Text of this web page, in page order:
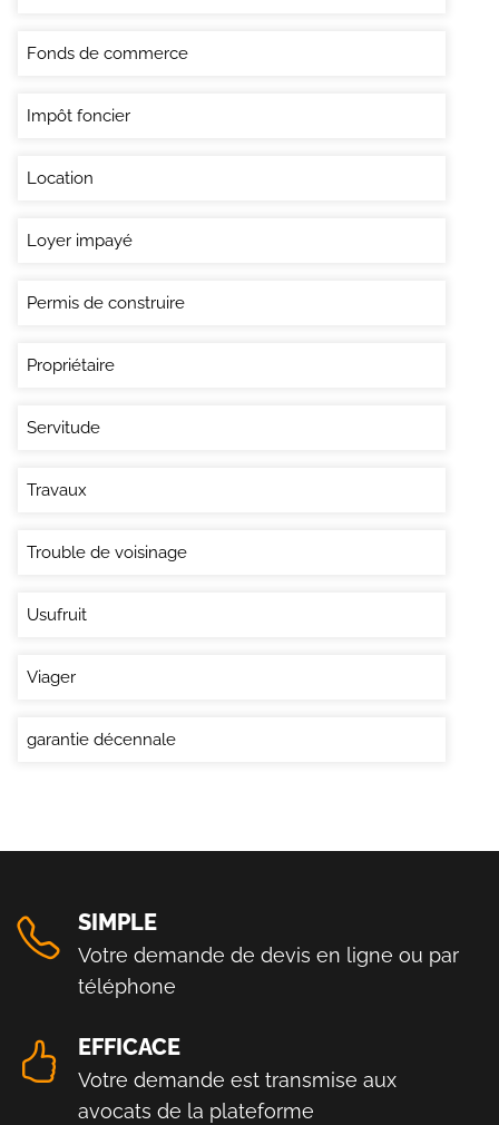
Fonds de commerce
Impôt foncier
Location
Loyer impayé
Permis de construire
Propriétaire
Servitude
Travaux
Trouble de voisinage
Usufruit
Viager
garantie décennale
SIMPLE
Votre demande de devis en ligne ou par
téléphone
EFFICACE
Votre demande est transmise aux
avocats de la plateforme